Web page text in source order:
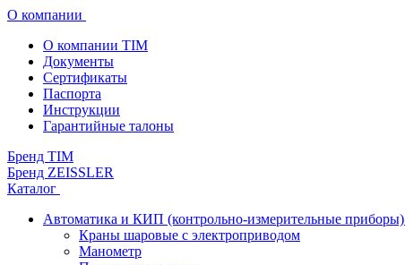
О компании
О компании TIM
Документы
Сертификаты
Паспорта
Инструкции
Гарантийные талоны
Бренд TIM
Бренд ZEISSLER
Каталог
Автоматика и КИП (контрольно-измерительные приборы)
Краны шаровые с электроприводом
Манометр